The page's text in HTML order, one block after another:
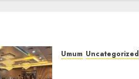
Umum Uncategorized